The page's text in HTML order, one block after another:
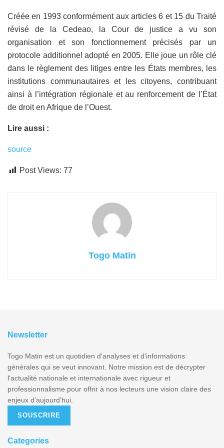
Créée en 1993 conformément aux articles 6 et 15 du Traité
révisé de la Cedeao, la Cour de justice a vu son
organisation et son fonctionnement précisés par un
protocole additionnel adopté en 2005. Elle joue un rôle clé
dans le règlement des litiges entre les États membres, les
institutions communautaires et les citoyens, contribuant
ainsi à l’intégration régionale et au renforcement de l’État
de droit en Afrique de l’Ouest.
Lire aussi :
source
Post Views: 77
Togo Matin
Newsletter
Togo Matin est un quotidien d'analyses et d'informations
générales qui se veut innovant. Notre mission est de décrypter
l'actualité nationale et internationale avec rigueur et
professionnalisme pour offrir à nos lecteurs une vision claire des
enjeux d’aujourd’hui.
SOUSCRIRE
Categories